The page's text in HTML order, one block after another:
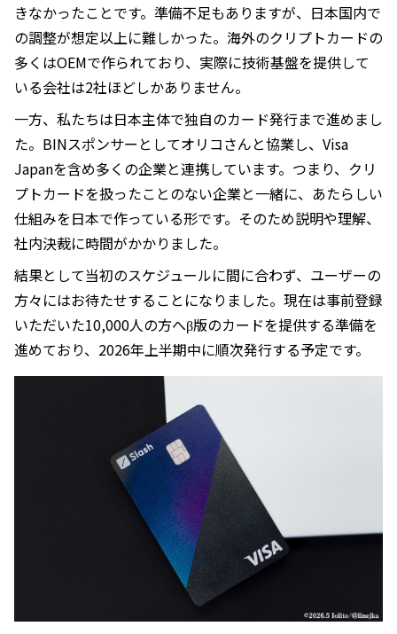
きなかったことです。準備不足もありますが、日本国内で
の調整が想定以上に難しかった。海外のクリプトカードの
多くはOEMで作られており、実際に技術基盤を提供して
いる会社は2社ほどしかありません。
一方、私たちは日本主体で独自のカード発行まで進めまし
た。BINスポンサーとしてオリコさんと協業し、Visa
Japanを含め多くの企業と連携しています。つまり、クリ
プトカードを扱ったことのない企業と一緒に、あたらしい
仕組みを日本で作っている形です。そのため説明や理解、
社内決裁に時間がかかりました。
結果として当初のスケジュールに間に合わず、ユーザーの
方々にはお待たせすることになりました。現在は事前登録
いただいた10,000人の方へβ版のカードを提供する準備を
進めており、2026年上半期中に順次発行する予定です。